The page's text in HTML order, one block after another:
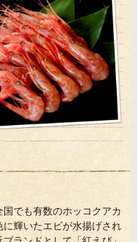
でも有数のホッコクアカ
輝いたエビが水揚げされ